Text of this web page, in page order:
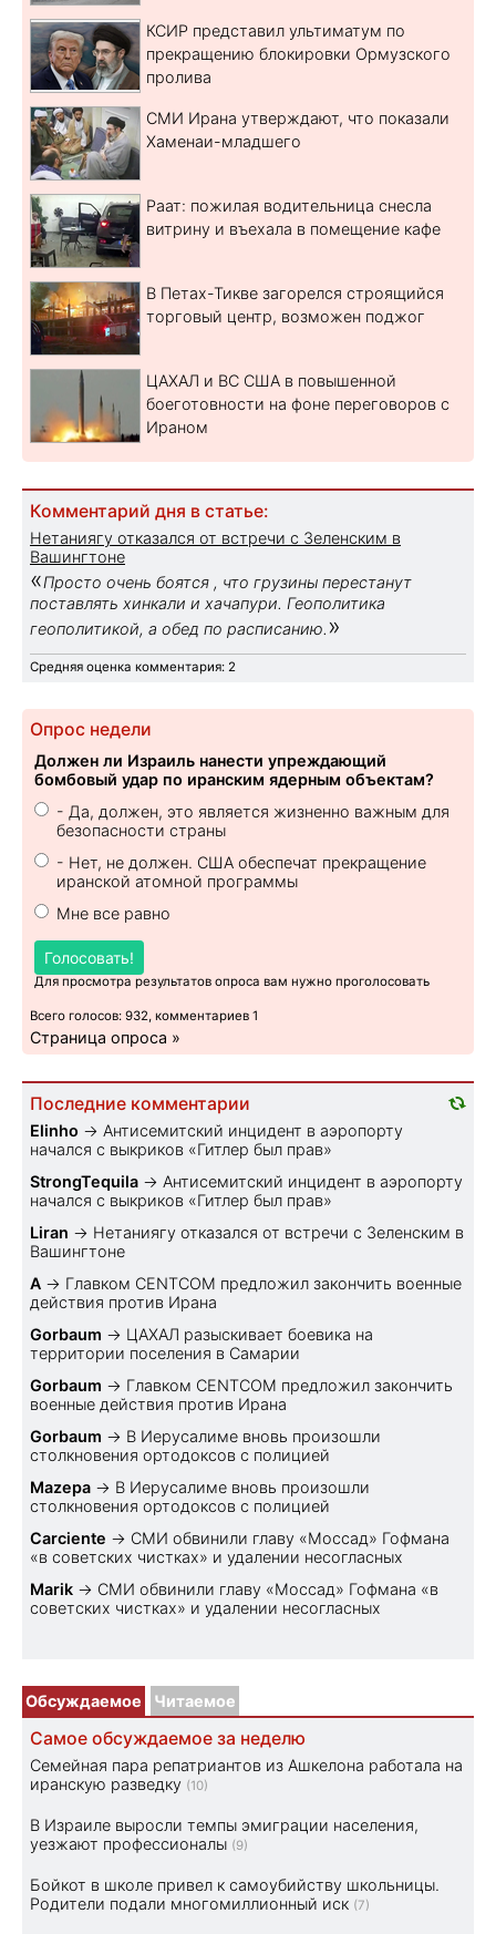
КСИР представил ультиматум по
прекращению блокировки Ормузского
пролива
СМИ Ирана утверждают, что показали
Хаменаи-младшего
Раат: пожилая водительница снесла
витрину и въехала в помещение кафе
В Петах-Тикве загорелся строящийся
торговый центр, возможен поджог
ЦАХАЛ и ВС США в повышенной
боеготовности на фоне переговоров с
Ираном
Комментарий дня в статье:
Нетаниягу отказался от встречи с Зеленским в
Вашингтоне
«Просто очень боятся , что грузины перестанут
поставлять хинкали и хачапури. Геополитика
геополитикой, а обед по расписанию. »
Средняя оценка комментария: 2
Опрос недели
Должен ли Израиль нанести упреждающий
бомбовый удар по иранским ядерным объектам?
- Да, должен, это является жизненно важным для
безопасности страны
- Нет, не должен. США обеспечат прекращение
иранской атомной программы
Мне все равно
Голосовать!
Для просмотра результатов опроса вам нужно проголосовать
Всего голосов: 932, комментариев 1
Страница опроса »
Последние комментарии
Elinho → Антисемитский инцидент в аэропорту
начался с выкриков «Гитлер был прав»
StrongTequila → Антисемитский инцидент в аэропорту
начался с выкриков «Гитлер был прав»
Liran → Нетаниягу отказался от встречи с Зеленским в
Вашингтоне
A → Главком CENTCOM предложил закончить военные
действия против Ирана
Gorbaum → ЦАХАЛ разыскивает боевика на
территории поселения в Самарии
Gorbaum → Главком CENTCOM предложил закончить
военные действия против Ирана
Gorbaum → В Иерусалиме вновь произошли
столкновения ортодоксов с полицией
Mazepa → В Иерусалиме вновь произошли
столкновения ортодоксов с полицией
Carciente → СМИ обвинили главу «Моссад» Гофмана
«в советских чистках» и удалении несогласных
Marik → СМИ обвинили главу «Моссад» Гофмана «в
советских чистках» и удалении несогласных
Обсуждаемое Читаемое
Самое обсуждаемое за неделю
Семейная пара репатриантов из Ашкелона работала на
иранскую разведку (10)
В Израиле выросли темпы эмиграции населения,
уезжают профессионалы (9)
Бойкот в школе привел к самоубийству школьницы.
Родители подали многомиллионный иск (7)